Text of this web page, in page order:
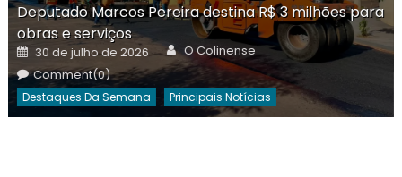
Deputado Marcos Pereira destina R$ 3 milhões para
obras e serviços
Posted
on
30 de julho de 2026 Author
O Colinense
Comment(0)
Destaques Da Semana Principais Notícias